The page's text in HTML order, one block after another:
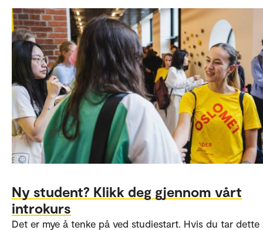
Ny student? Klikk deg gjennom vårt
introkurs
Det er mye å tenke på ved studiestart. Hvis du tar dette